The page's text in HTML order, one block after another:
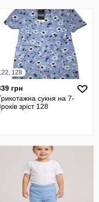
128
грн
сукня на 7-
зріст 128